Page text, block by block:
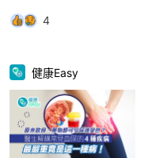
4
健康Easy